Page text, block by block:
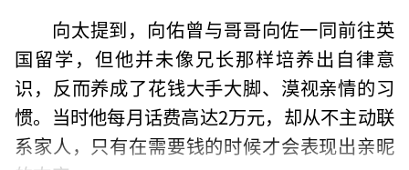
向太提到，向佑曾与哥哥向佐一同前往英
国留学，但他并未像兄长那样培养出自律意
识，反而养成了花钱大手大脚、漠视亲情的习
惯。当时他每月话费高达2万元，却从不主动联
系家人，只有在需要钱的时候才会表现出亲昵